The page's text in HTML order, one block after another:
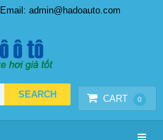
Email: admin@hadoauto.com
CART 0